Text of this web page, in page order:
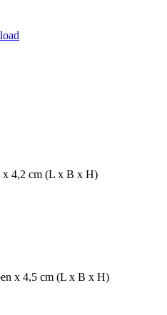
x 4,2 cm (L x B x H)
x 4,5 cm (L x B x H)